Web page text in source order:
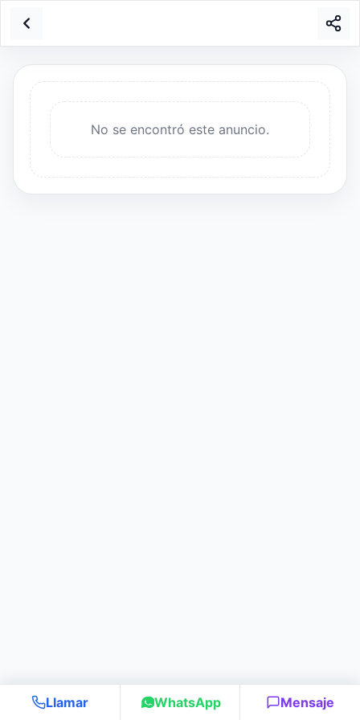
No se encontró este anuncio.
Llamar WhatsApp Mensaje